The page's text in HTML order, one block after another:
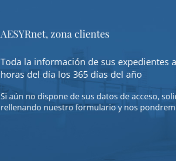
AESYRnet, zona clientes
Toda la información de sus expedientes
horas del día los 365 días del año
Si aún no dispone de sus datos de acceso,
rellenando nuestro formulario y nos